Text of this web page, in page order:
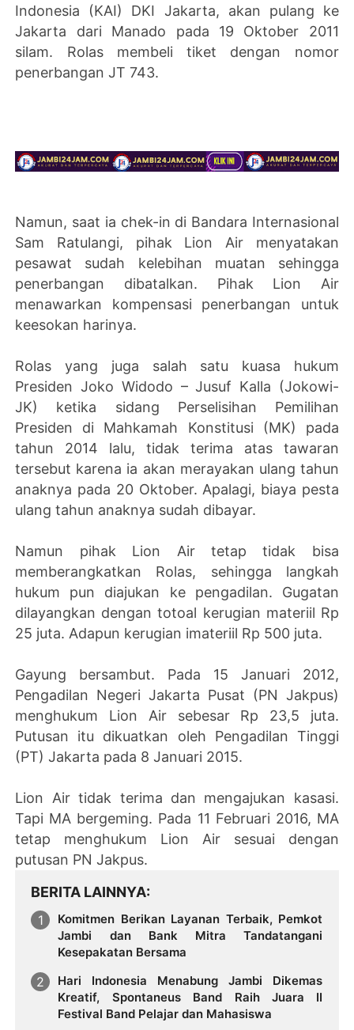
Indonesia (KAI) DKI Jakarta, akan pulang ke
Jakarta dari Manado pada 19 Oktober 2011
silam. Rolas membeli tiket dengan nomor
penerbangan JT 743.
Namun, saat ia chek-in di Bandara Internasional
Sam Ratulangi, pihak Lion Air menyatakan
pesawat sudah kelebihan muatan sehingga
penerbangan dibatalkan. Pihak Lion Air
menawarkan kompensasi penerbangan untuk
keesokan harinya.
Rolas yang juga salah satu kuasa hukum
Presiden Joko Widodo – Jusuf Kalla (Jokowi-
JK) ketika sidang Perselisihan Pemilihan
Presiden di Mahkamah Konstitusi (MK) pada
tahun 2014 lalu, tidak terima atas tawaran
tersebut karena ia akan merayakan ulang tahun
anaknya pada 20 Oktober. Apalagi, biaya pesta
ulang tahun anaknya sudah dibayar.
Namun pihak Lion Air tetap tidak bisa
memberangkatkan Rolas, sehingga langkah
hukum pun diajukan ke pengadilan. Gugatan
dilayangkan dengan totoal kerugian materiil Rp
25 juta. Adapun kerugian imateriil Rp 500 juta.
Gayung bersambut. Pada 15 Januari 2012,
Pengadilan Negeri Jakarta Pusat (PN Jakpus)
menghukum Lion Air sebesar Rp 23,5 juta.
Putusan itu dikuatkan oleh Pengadilan Tinggi
(PT) Jakarta pada 8 Januari 2015.
Lion Air tidak terima dan mengajukan kasasi.
Tapi MA bergeming. Pada 11 Februari 2016, MA
tetap menghukum Lion Air sesuai dengan
putusan PN Jakpus.
BERITA LAINNYA
Komitmen Berikan Layanan Terbaik, Pemkot
Jambi dan Bank Mitra Tandatangani
Kesepakatan Bersama
Hari Indonesia Menabung Jambi Dikemas
Kreatif, Spontaneus Band Raih Juara II
Festival Band Pelajar dan Mahasiswa